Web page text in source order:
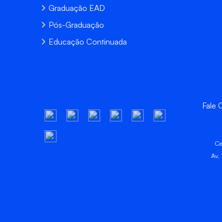
Graduação EAD
Pós-Graduação
Educação Continuada
Fale
Av.